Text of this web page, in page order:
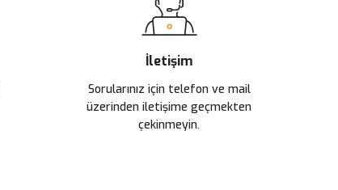
İletişim
Sorularınız için telefon ve mail
üzerinden iletişime geçmekten
çekinmeyin.